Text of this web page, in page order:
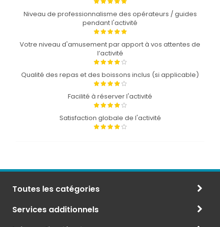
Niveau de professionnalisme des opérateurs / guides
pendant l'activité
Votre niveau d'amusement par apport à vos attentes de
l’activité
Qualité des repas et des boissons inclus (si applicable)
Facilité à réserver l'activité
Satisfaction globale de l'activité
Toutes les catégories
Services additionnels